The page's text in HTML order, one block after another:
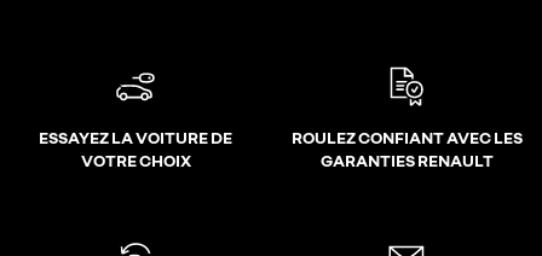
ESSAYEZ LA VOITURE DE
VOTRE CHOIX
ROULEZ CONFIANT AVEC LES
GARANTIES RENAULT